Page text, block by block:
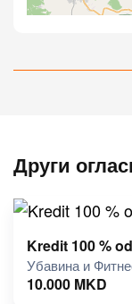
Други
Kredit 100 %
Убавина и
10.000 MKD